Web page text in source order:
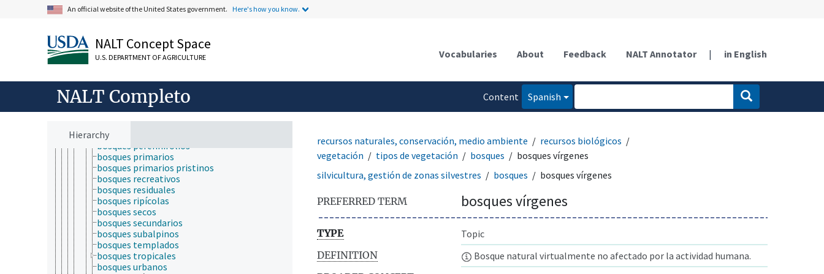
An official website of the United States government. Here's how you know.
NALT Concept Space
U.S. DEPARTMENT OF AGRICULTURE Vocabularies About Feedback NALT Annotator | in English
NALT Completo
Content
Spanish
Hierarchy
bosques boreales
bosques de altura
bosques de demostración
bosques de protección
bosques de tierras bajas
bosques experimentales
bosques lluviosos
bosques mixtos
bosques montanos
bosques perennifolios
bosques primarios
bosques primarios pristinos
bosques recreativos
bosques residuales
bosques ripícolas
bosques secos
bosques secundarios
bosques subalpinos
bosques templados
bosques tropicales
bosques urbanos
recursos naturales, conservación, medio ambiente
recursos biológicos
vegetación
tipos de vegetación bosques
bosques vírgenes
silvicultura, gestión de zonas silvestres
bosques bosques vírgenes
PREFERRED TERM bosques vírgenes
TYPE
Topic
DEFINITION
Bosque natural virtualmente no afectado por la actividad humana.